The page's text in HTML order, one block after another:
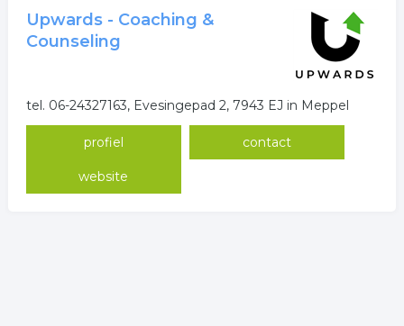
Upwards - Coaching &
Counseling
tel. 06-24327163, Evesingepad 2, 7943 EJ in Meppel
profiel contact
website